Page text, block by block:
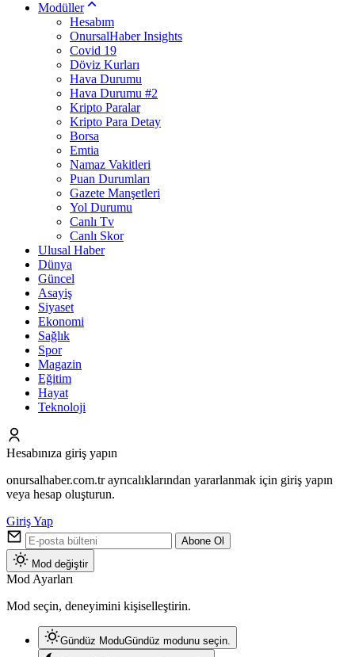
Modüller
Hesabım
OnursalHaber Insights
Covid 19
Döviz Kurları
Hava Durumu
Hava Durumu #2
Kripto Paralar
Kripto Para Detay
Borsa
Emtia
Namaz Vakitleri
Puan Durumları
Gazete Manşetleri
Yol Durumu
Canlı Tv
Canlı Skor
Ulusal Haber
Dünya
Güncel
Asayiş
Siyaset
Ekonomi
Sağlık
Spor
Magazin
Eğitim
Hayat
Teknoloji
Hesabınıza giriş yapın
onursalhaber.com.tr ayrıcalıklarından yararlanmak için giriş yapın
veya hesap oluşturun.
Giriş Yap
Abone Ol
Mod değiştir
Mod Ayarları
Mod seçin, deneyimini kişiselleştirin.
Gündüz ModuGündüz modunu seçin.